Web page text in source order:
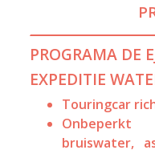
PROGRAMA DE
EXPEDITIE
Touringcar
bruiswater,